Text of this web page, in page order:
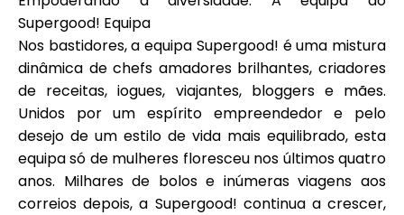
Supergood! Equipa
Nos bastidores, a equipa Supergood! é uma mistura
dinâmica de chefs amadores brilhantes, criadores
de receitas, iogues, viajantes, bloggers e mães.
Unidos por um espírito empreendedor e pelo
desejo de um estilo de vida mais equilibrado, esta
equipa só de mulheres floresceu nos últimos quatro
anos. Milhares de bolos e inúmeras viagens aos
correios depois, a Supergood! continua a crescer,